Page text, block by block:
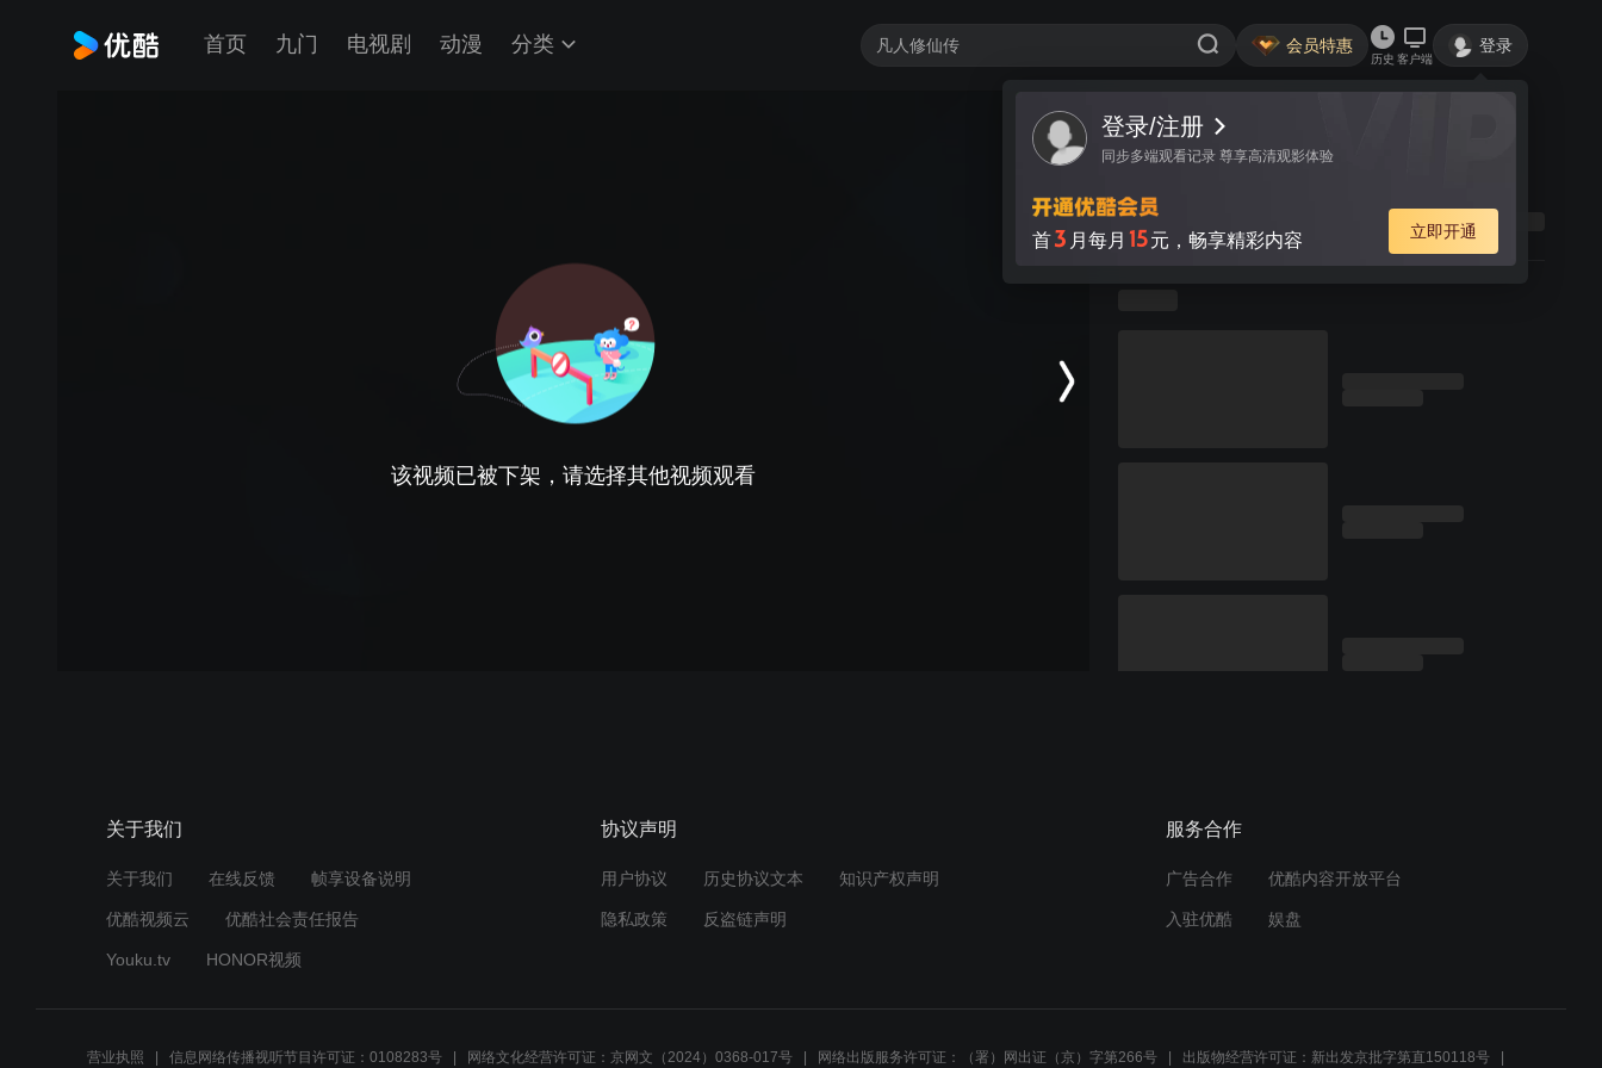
首页 九门 电视剧 动漫 分类 会员特惠
历史 客户端
登录
登录/注册
同步多端观看记录 尊享高清观影体验
首3 月每月 15元，畅享精彩内容 立即开通
该视频已被下架，请选择其他视频观看
关于我们
关于我们 在线反馈 帧享设备说明
优酷视频云 优酷社会责任报告
Youku.tv HONOR视频
协议声明
用户协议 历史协议文本 知识产权声明
隐私政策 反盗链声明
服务合作
广告合作 优酷内容开放平台
入驻优酷 娱盘
营业执照 信息网络传播视听节目许可证：0108283号 网络文化经营许可证：京网文（2024）0368-017号 网络出版服务许可证：（署）网出证（京）字第266号 出版物经营许可证：新出发京批字第直150118号